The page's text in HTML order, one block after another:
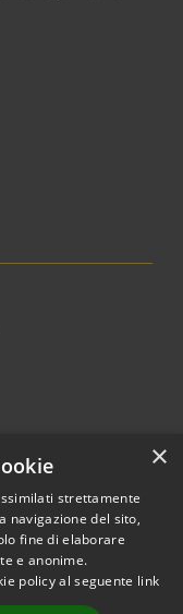
© 2026 • Comune di
San Giovanni • Powered
×
strettamente
navigazione del sito,
fine di elaborare
e anonime.
policy al seguente link